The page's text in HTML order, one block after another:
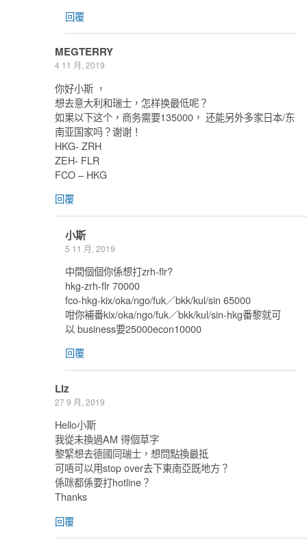
回覆
MEGTERRY
4 11 月, 2019
你好小斯 ，
想去意大利和瑞士，怎样换最低呢？
如果以下这个，商务需要135000， 还能另外多家日本/东
南亚国家吗？谢谢！
HKG- ZRH
ZEH- FLR
FCO – HKG
回覆
小斯
5 11 月, 2019
中間個個你係想打zrh-flr?
hkg-zrh-flr 70000
fco-hkg-kix/oka/ngo/fuk／bkk/kul/sin 65000
咁你補番kix/oka/ngo/fuk／bkk/kul/sin-hkg番黎就可
以 business要25000econ10000
回覆
Liz
27 9 月, 2019
Hello小斯
我從未換過AM 得個草字
黎緊想去德國同瑞士，想問點換最抵
可唔可以用stop over去下東南亞既地方？
係咪都係要打hotline？
Thanks
回覆